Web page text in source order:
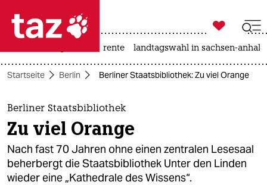
 taz zahl ich
taz zahl ich
themen
politik
öko

taz zahl ich
rente landtagswahl in sachsen-anhalt
Startseite Berlin Berliner Staatsbibliothek: Zu viel Orange
Berliner Staatsbibliothek
Zu viel Orange
Nach fast 70 Jahren ohne einen zentralen Lesesaal
beherbergt die Staatsbibliothek Unter den Linden
wieder eine „Kathedrale des Wissens“.